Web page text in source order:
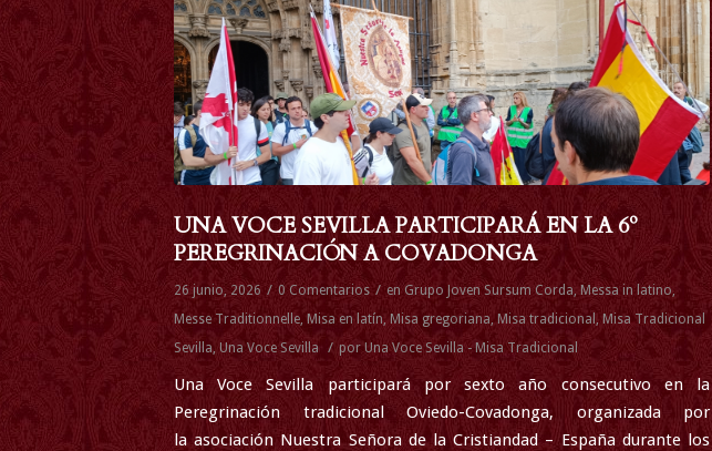
UNA VOCE SEVILLA PARTICIPARÁ EN LA 6º
PEREGRINACIÓN A COVADONGA
26 junio, 2026 / 0 Comentarios / enGrupo Joven Sursum Corda, Messa in latino,
Messe Traditionnelle, Misa en latín, Misa gregoriana, Misa tradicional, Misa Tradicional
Sevilla, Una Voce Sevilla / por Una Voce Sevilla - Misa Tradicional
Una Voce Sevilla participará por sexto año consecutivo en la
Peregrinación tradicional Oviedo-Covadonga, organizada por
la asociación Nuestra Señora de la Cristiandad – España durante los